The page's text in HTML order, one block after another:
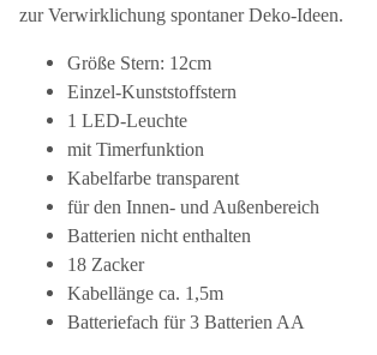
zur Verwirklichung spontaner Deko-Ideen.
Größe Stern: 12cm
Einzel-Kunststoffstern
1 LED-Leuchte
mit Timerfunktion
Kabelfarbe transparent
für den Innen- und Außenbereich
Batterien nicht enthalten
18 Zacker
Kabellänge ca. 1,5m
Batteriefach für 3 Batterien AA